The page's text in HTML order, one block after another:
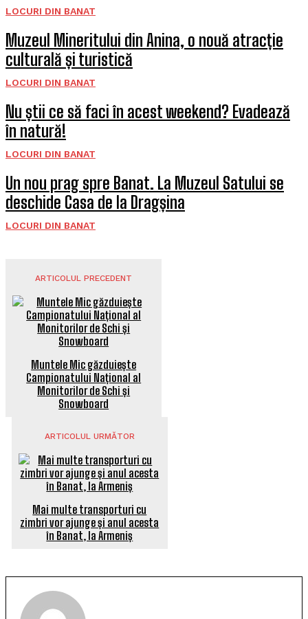
LOCURI DIN BANAT
Muzeul Mineritului din Anina, o nouă atracție
culturală și turistică
LOCURI DIN BANAT
Nu știi ce să faci în acest weekend? Evadează
în natură!
LOCURI DIN BANAT
Un nou prag spre Banat. La Muzeul Satului se
deschide Casa de la Dragșina
LOCURI DIN BANAT
ARTICOLUL PRECEDENT
Muntele Mic găzduiește
Campionatului Național al
Monitorilor de Schi și
Snowboard
ARTICOLUL URMĂTOR
Mai multe transporturi cu
zimbri vor ajunge și anul acesta
în Banat, la Armeniș